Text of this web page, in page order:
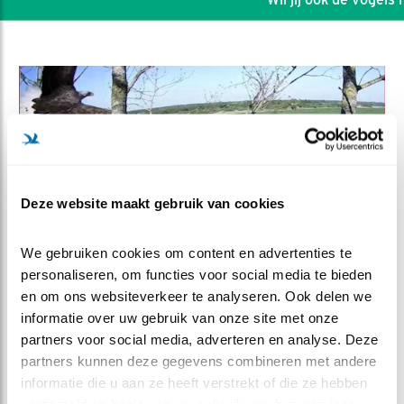
Deze website maakt gebruik van cookies
We gebruiken cookies om content en advertenties te
personaliseren, om functies voor social media te bieden
en om ons websiteverkeer te analyseren. Ook delen we
informatie over uw gebruik van onze site met onze
partners voor social media, adverteren en analyse. Deze
partners kunnen deze gegevens combineren met andere
informatie die u aan ze heeft verstrekt of die ze hebben
DEEL DIT FILMPJE
Voederbeatles